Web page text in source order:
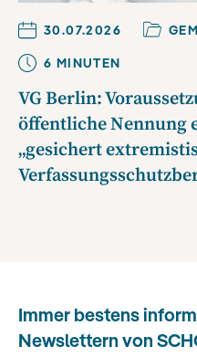
30.07.2026
6 MINUTEN
VG Berlin:
öffentliche Nennung
„gesichert
Immer bestens
Newslettern von